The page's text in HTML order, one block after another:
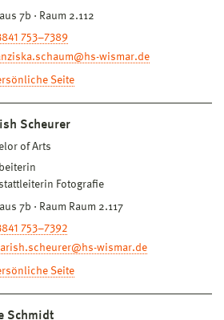
7b · Raum 2.112
753–7389
wismar.de
Seite
Scheurer
of Arts
Fotografie
7b · Raum Raum 2.117
753–7392
wismar.de
Seite
Schmidt